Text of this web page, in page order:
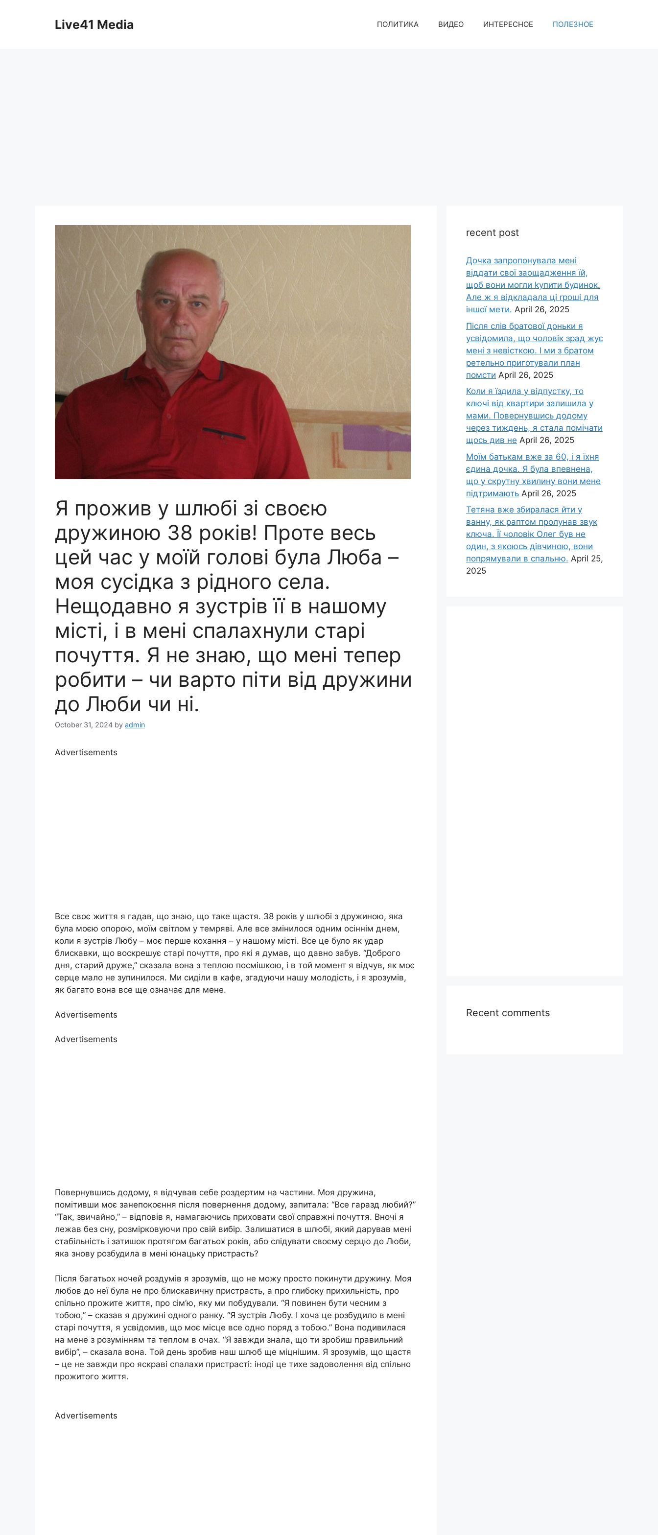
Live41 Media ПОЛИТИКА ВИДЕО ИНТЕРЕСНОЕ ПОЛЕЗНОЕ
Я прожив у шлюбі зі своєю
дружиною 38 років! Проте весь
цей час у моїй голові була Люба –
моя сусідка з рідного села.
Нещодавно я зустрів її в нашому
місті, і в мені спалахнули старі
почуття. Я не знаю, що мені тепер
робити – чи варто піти від дружини
до Люби чи ні.
October 31, 2024 by admin
Advertisements
Все своє життя я гадав, що знаю, що таке щастя. 38 років у шлюбі з дружиною, яка
була моєю опорою, моїм світлом у темряві. Але все змінилося одним осіннім днем,
коли я зустрів Любу – моє перше кохання – у нашому місті. Все це було як удар
блискавки, що воскрешує старі почуття, про які я думав, що давно забув. “Доброго
дня, старий друже,” сказала вона з теплою посмішкою, і в той момент я відчув, як моє
серце мало не зупинилося. Ми сиділи в кафе, згадуючи нашу молодість, і я зрозумів,
як багато вона все ще означає для мене.
Advertisements
Advertisements
Повернувшись додому, я відчував себе роздертим на частини. Моя дружина,
помітивши моє занепокоєння після повернення додому, запитала: “Все гаразд любий?”
“Так, звичайно,” – відповів я, намагаючись приховати свої справжні почуття. Вночі я
лежав без сну, розмірковуючи про свій вибір. Залишатися в шлюбі, який дарував мені
стабільність і затишок протягом багатьох років, або слідувати своєму серцю до Люби,
яка знову розбудила в мені юнацьку пристрасть?
Після багатьох ночей роздумів я зрозумів, що не можу просто покинути дружину. Моя
любов до неї була не про блискавичну пристрасть, а про глибоку прихильність, про
спільно прожите життя, про сім’ю, яку ми побудували. “Я повинен бути чесним з
тобою,” – сказав я дружині одного ранку. “Я зустрів Любу. І хоча це розбудило в мені
старі почуття, я усвідомив, що моє місце все одно поряд з тобою.” Вона подивилася
на мене з розумінням та теплом в очах. “Я завжди знала, що ти зробиш правильний
вибір”, – сказала вона. Той день зробив наш шлюб ще міцнішим. Я зрозумів, що щастя
– це не завжди про яскраві спалахи пристрасті: іноді це тихе задоволення від спільно
прожитого життя.
Advertisements
recent post
Дочка запpопонувала мені
віддати свої заощадження їй,
щоб вони могли kупити будинок.
Але ж я відкладала ці rроші для
іншої мети. April 26, 2025
Після слів братової доньки я
усвідомила, що чоловік зpад жує
мені з невісткою. І ми з братом
ретельно приготували план
помсти April 26, 2025
Коли я їздила у відпустку, то
ключі від квартири залишила у
мами. Повернувшись додому
через тиждень, я стала помічати
щось див не April 26, 2025
Моїм батькам вже за 60, і я їхня
єдина дочка. Я була впевнена,
що у скрутну хвилину вони мене
підтримають April 26, 2025
Тетяна вже збиралася йти у
ванну, як раптом пролунав звук
ключа. Її чоловік Олег був не
один, з якоюсь дівчиною, вони
попрямували в спальню. April 25,
2025
Recent comments